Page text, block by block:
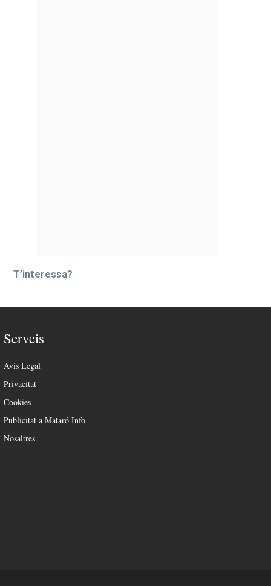
T’interessa?
Serveis
Avís Legal
Privacitat
Cookies
Publicitat a Mataró Info
Nosaltres